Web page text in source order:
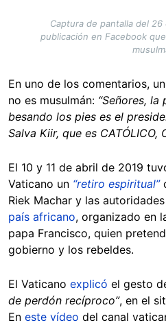
Captura de pantalla del
publicación en Facebook
En uno de los comentarios,
no es musulmán: “Señores, la
besando los pies es el
Salva Kiir, que es CATÓLICO,
El 10 y 11 de abril de 2019
Vaticano un “retiro espiritual”
Riek Machar y las
país africano, organizado en
papa Francisco, quien
gobierno y los rebeldes.
El Vaticano explicó el gesto
de perdón recíproco”, en el
En este vídeo del canal